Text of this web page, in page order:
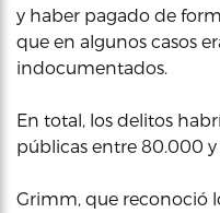
y haber pagado de
que en algunos casos
indocumentados.
En total, los delitos
públicas entre 80.000
Grimm, que reconoció